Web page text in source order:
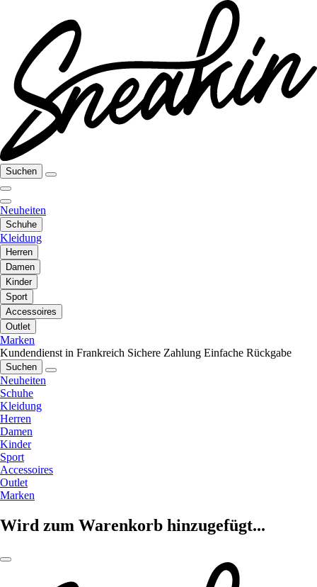
Suchen
Neuheiten
Schuhe
Kleidung
Herren
Damen
Kinder
Sport
Accessoires
Outlet
Marken
Kundendienst in Frankreich Sichere Zahlung Einfache Rückgabe
Suchen
Neuheiten
Schuhe
Kleidung
Herren
Damen
Kinder
Sport
Accessoires
Outlet
Marken
Wird zum Warenkorb hinzugefügt...